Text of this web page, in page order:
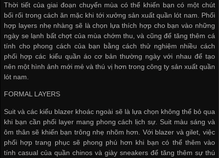
Thời tiết của giai đoạn chuyển mùa có thể khiến bạn có một chút
bối rối trong cách ăn mặc khi tới xưởng sản xuất quần lót nam . Phối
hợp layers nhẹ nhàng sẽ là chọn lựa thích hợp cho bạn vào những
ngày se lạnh bất chợt của mùa chớm thu, và cũng để tăng thêm cá
tính cho phong cách của bạn bằng cách thử nghiệm nhiều cách
phối hợp các kiểu quần áo cơ bản thường ngày với nhau để tạo
nên một hình ảnh mới mẻ và thú vị hơn trong công ty sản xuất quần
lót nam
FORMAL LAYERS
Suit và các kiểu blazer khoác ngoài sẽ là lựa chọn không thể bỏ qua
khi bạn cần phối layer mang phong cách lịch sự. Suit màu sáng và
ôm thân sẽ khiến bạn trông nhẹ nhõm hơn. Với blazer và gilet, việc
phối hợp trang phục sẽ phong phú hơn khi bạn có thể thêm vào
tính casual của quần chinos và giày sneakers để tăng thêm sự thú